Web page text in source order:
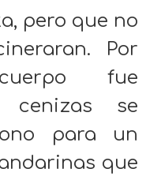
pero que no
Por
fue
cenizas se
para un
que